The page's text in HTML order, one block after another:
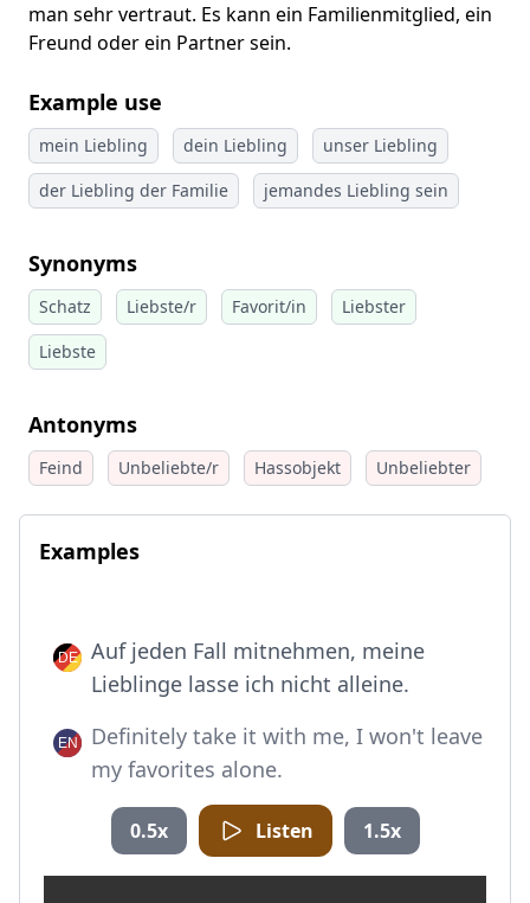
man sehr vertraut. Es kann ein Familienmitglied, ein
Freund oder ein Partner sein.
Example use
mein Liebling dein Liebling
unser Liebling
der Liebling der Familie
jemandes Liebling sein
Synonyms
Schatz Liebste/r Favorit/in
Liebster
Liebste
Antonyms
Feind Unbeliebte/r Hassobjekt Unbeliebter
Examples
Auf jeden Fall mitnehmen, meine
Lieblinge lasse ich nicht alleine.
Definitely take it with me, I won't leave
my favorites alone.
0.5x Listen 1.5x